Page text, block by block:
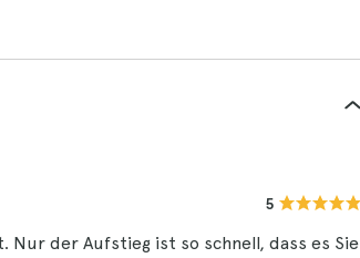
5
der Aufstieg ist so schnell, dass es Sie